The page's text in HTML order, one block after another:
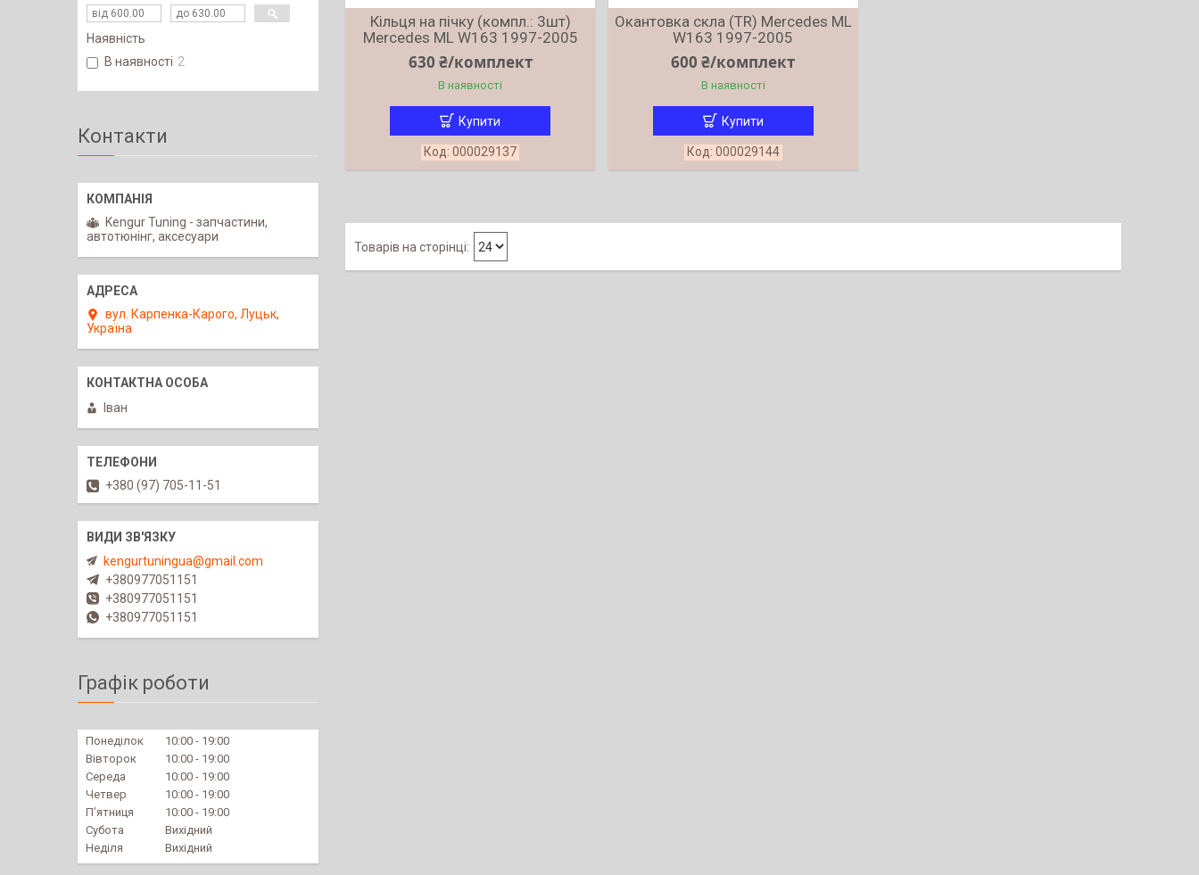
Кільця на пічку (компл.: 3шт)
Mercedes ML W163 1997-2005
630 ₴/комплект
В наявності
Купити
000029137
Окантовка скла (TR) Mercedes ML
W163 1997-2005
600 ₴/комплект
В наявності
Купити
000029144
Наявність
В наявності 2
Контакти
Kengur Tuning - запчастини,
автотюнінг, аксесуари
вул. Карпенка-Карого, Луцьк,
Україна
Іван
+380 (97) 705-11-51
kengurtuningua@gmail.com
+380977051151
+380977051151
+380977051151
Графік роботи
Понеділок 10:00
19:00
Вівторок
10:00
19:00
Середа
10:00
19:00
Четвер
10:00
19:00
Пʼятниця
10:00
19:00
Субота
Вихідний
Неділя
Вихідний